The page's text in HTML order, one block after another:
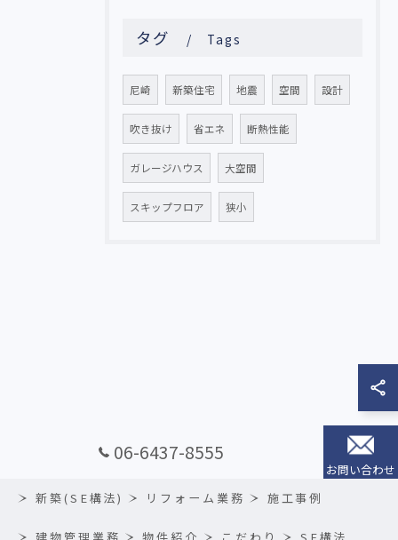
タグ Tags
尼崎 新築住宅 地震 空間 設計
吹き抜け 省エネ 断熱性能
ガレージハウス 大空間
スキップフロア 狭小
06-6437-8555
お問い合わせ
新築(SE構法)
リフォーム業務 施工事例